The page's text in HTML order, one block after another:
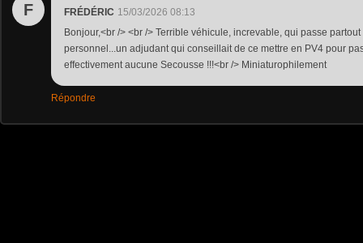
F FRÉDÉRIC 15/03/2026 08:13
Bonjour,<br /> <br /> Terrible véhicule, increvable, qui passe
personnel...un adjudant qui conseillait de ce mettre en PV4 pour
effectivement aucune Secousse !!!<br /> Miniaturophilement
Répondre